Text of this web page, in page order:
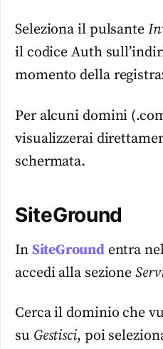
Seleziona il pulsante
il codice Auth
momento della
Per alcuni domini
visualizzerai
schermata.
SiteGround
In SiteGroundentra
accedi alla sezione
Cerca il dominio che
su Gestisci, poi